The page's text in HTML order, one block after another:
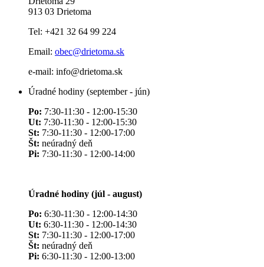
913 03 Drietoma
Tel: +421 32 64 99 224
Email: obec@drietoma.sk
e-mail: info@drietoma.sk
Úradné hodiny (september - jún)
Po: 7:30-11:30 - 12:00-15:30
Ut: 7:30-11:30 - 12:00-15:30
St: 7:30-11:30 - 12:00-17:00
Št: neúradný deň
Pi: 7:30-11:30 - 12:00-14:00
Úradné hodiny (júl - august)
Po: 6:30-11:30 - 12:00-14:30
Ut: 6:30-11:30 - 12:00-14:30
St: 7:30-11:30 - 12:00-17:00
Št: neúradný deň
Pi: 6:30-11:30 - 12:00-13:00